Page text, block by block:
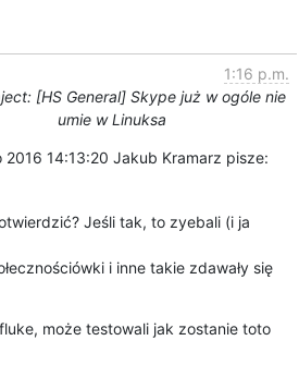
1:16 p.m.
[HS General] Skype już w ogóle nie
umie w Linuksa
2016 14:13:20 Jakub Kramarz pisze:
Jeśli tak, to zyebali (i ja
i inne takie zdawały się
może testowali jak zostanie toto